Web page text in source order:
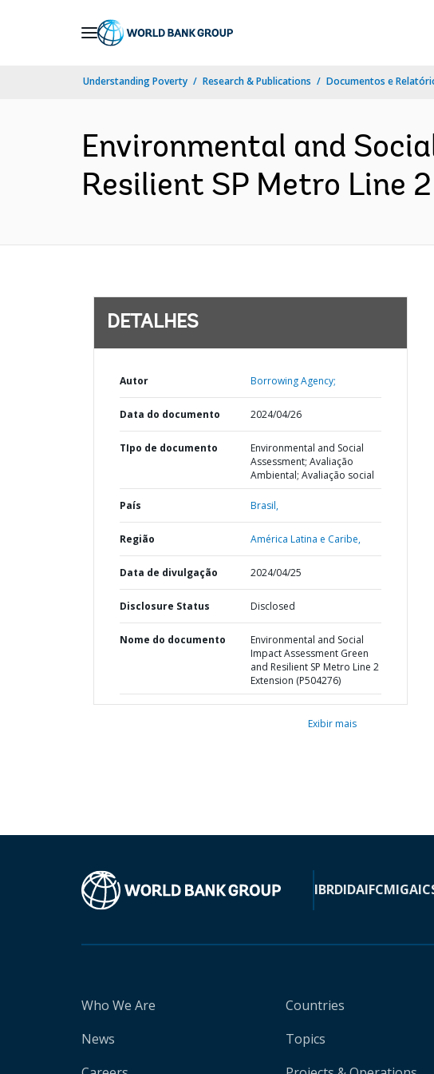
Understanding Poverty Research & Publications Documentos e
Environmental and
Resilient SP Metro Line
DETALHES
Autor Borrowing Agency;
Data do documento 2024/04/26
TIpo de documento
Environmental and Social
Assessment; Avaliação
Ambiental; Avaliação social
País Brasil,
Região América Latina e Caribe,
Data de divulgação 2024/04/25
Disclosure Status Disclosed
Nome do documento
Environmental and Social
Impact Assessment Green
and Resilient SP Metro Line 2
Extension (P504276)
Exibir mais
IBRDIDAIFCMIGA
Who We Are
News
Countries
Topics